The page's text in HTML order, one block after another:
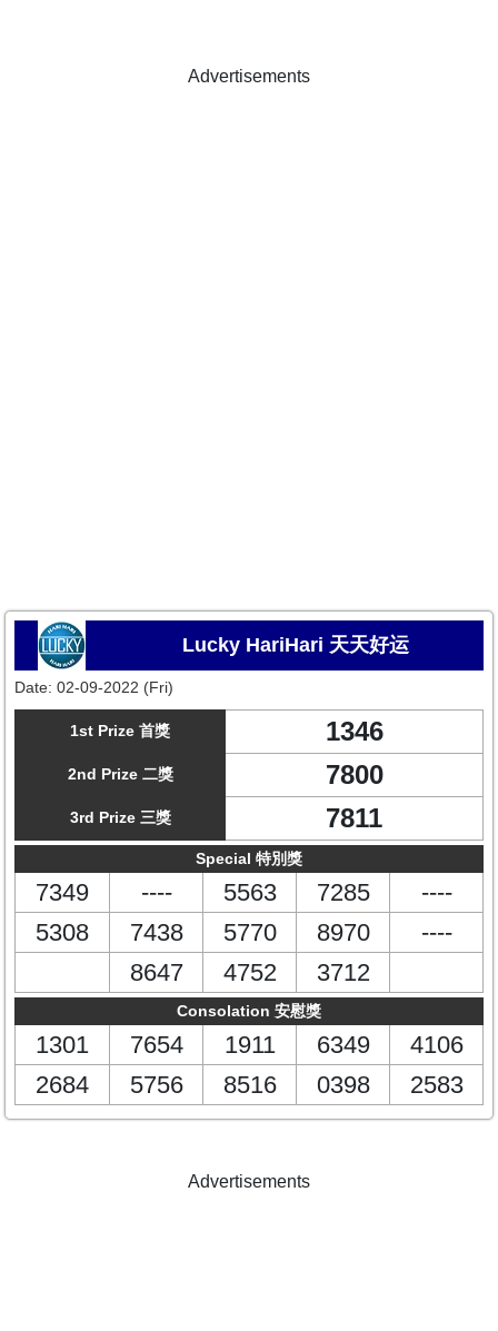
Advertisements
Lucky HariHari 天天好运
Date: 02-09-2022 (Fri)
1st Prize 首獎 1346
2nd Prize 二獎 7800
3rd Prize 三獎 7811
Special 特別獎
7349 ---- 5563 7285
----
5308
7438 5770 8970
----
8647
4752 3712
Consolation 安慰獎
1301 7654 1911 6349
4106
2684
5756 8516 0398 2583
Advertisements